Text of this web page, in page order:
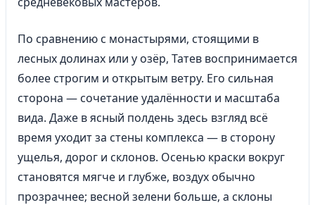
По сравнению с монастырями, стоящими в
лесных долинах или у озёр, Татев воспринимается
более строгим и открытым ветру. Его сильная
сторона — сочетание удалённости и масштаба
вида. Даже в ясный полдень здесь взгляд всё
время уходит за стены комплекса — в сторону
ущелья, дорог и склонов. Осенью краски вокруг
становятся мягче и глубже, воздух обычно
прозрачнее; весной зелени больше, а склоны